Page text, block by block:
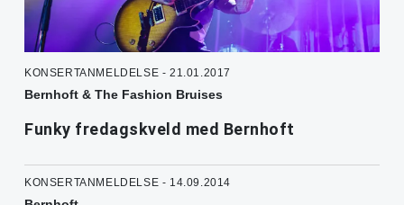
KONSERTANMELDELSE - 21.01.2017
Bernhoft & The Fashion Bruises
Funky fredagskveld med Bernhoft
KONSERTANMELDELSE - 14.09.2014